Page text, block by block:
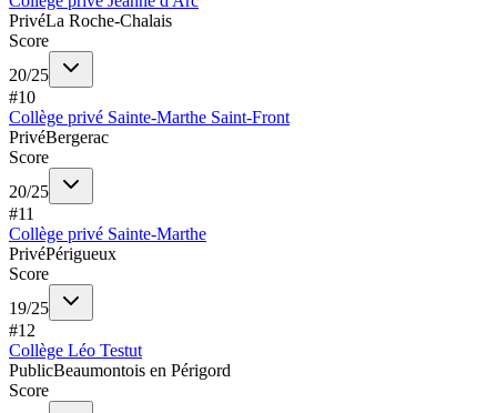
PrivéLa Roche-Chalais
Score
20/25
#10
Collège privé Sainte-Marthe Saint-Front
PrivéBergerac
Score
20/25
#11
Collège privé Sainte-Marthe
PrivéPérigueux
Score
19/25
#12
Collège Léo Testut
PublicBeaumontois en Périgord
Score